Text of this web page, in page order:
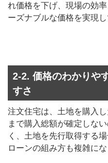
れ価格を下げ、現場の効
ーズナブルな価格を実現し
2-2. 価格のわかりや
すさ
注文住宅は、土地を購入
まで購入総額が確定しな
く、土地を先行取得する
ローンの組み方も複雑にな